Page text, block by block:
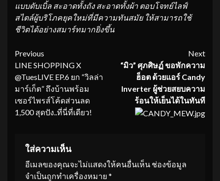
แบบดับเบิ้ล สะอาดทั้งถัง สะอาดทั้งผ้า ตอบโจทย์ไลฟ์
สไตล์ผู้บริโภคยุคใหม่ที่มีความทันสมัย ให้สามารถใช้
ชีวิตได้อย่างสมาร์ทมากยิ่งขึ้น
Continue
Reading
Previous
LINE SHOPPING X
@TuesLIVE EP.6 ยก “วิลล่า
มาร์เก็ต” ถึงบ้านพร้อม
เซอร์ไพรส์โค้ดส่วนลด
1,500 สุดปัง..ที่นี่ที่เดียว!
Next
“มิว” ศุภศิษฏ์ ขอพักความ
ฮ็อต ด้วยแอร์ Candy
Inverter ผู้ช่วยสยบความ
ร้อนให้เย็นได้ในทันที
ใส่ความเห็น
อีเมลของคุณจะไม่แสดงให้คนอื่นเห็น ช่องข้อมูล
จำเป็นถูกทำเครื่องหมาย *